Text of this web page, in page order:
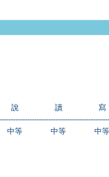
說 讀
寫
中等 中等
中等